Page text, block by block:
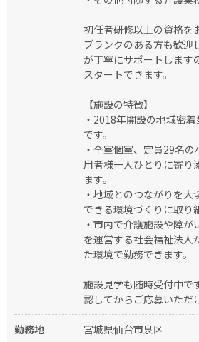
初任者研修以上の資格を
ブランクのある方も歓迎
が丁寧にサポートします
スタートできます。
【施設の特徴】
・2018年開設の地域密
です。
・全室個室、定員29名
用者様一人ひとりに寄り
ます。
・地域とのつながりを
できる環境づくりに取り
・市内で介護施設や障
を運営する社会福祉法人
た環境で勤務できます。
施設見学も随時受付中で
認してからご応募いただ
勤務地 宮城県仙台市泉区